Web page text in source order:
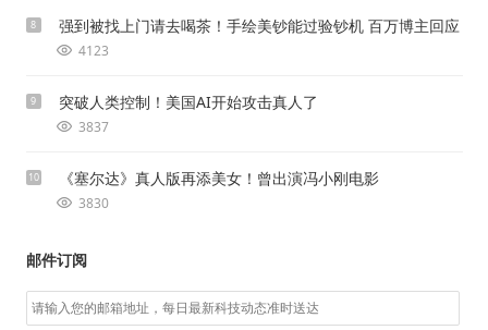
8 强到被找上门请去喝茶！手绘美钞能过验钞机 百万博主回应
4123
9 突破人类控制！美国AI开始攻击真人了
3837
10 《塞尔达》真人版再添美女！曾出演冯小刚电影
3830
邮件订阅